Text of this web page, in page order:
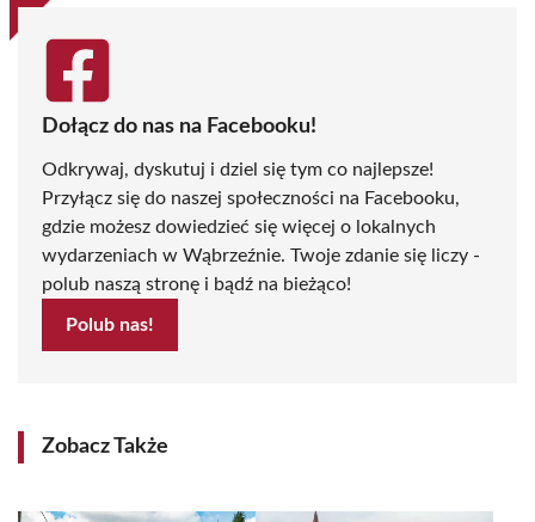
Dołącz do nas na Facebooku!
Odkrywaj, dyskutuj i dziel się tym co najlepsze!
Przyłącz się do naszej społeczności na Facebooku,
gdzie możesz dowiedzieć się więcej o lokalnych
wydarzeniach w Wąbrzeźnie. Twoje zdanie się liczy -
polub naszą stronę i bądź na bieżąco!
Polub nas!
Zobacz Także